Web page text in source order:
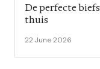
De perfecte
thuis
22 June 2026